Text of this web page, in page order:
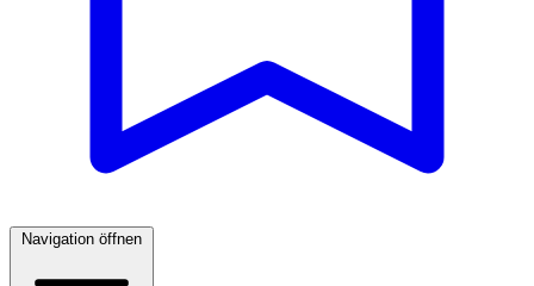
Navigation öffnen